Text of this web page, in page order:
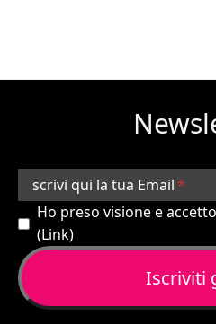
scrivi qui la tua Email
Ho preso visione e
(Link)